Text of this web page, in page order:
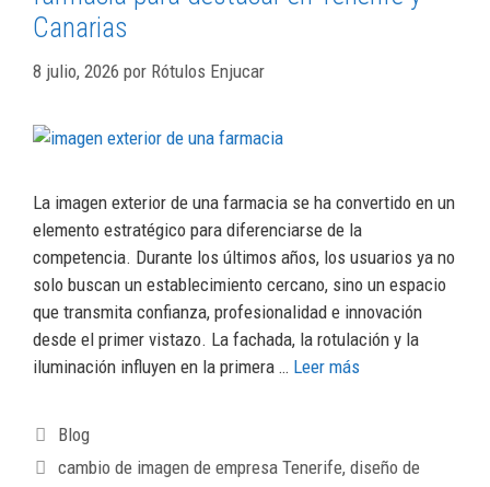
Canarias
8 julio, 2026 por Rótulos Enjucar
La imagen exterior de una farmacia se ha convertido en un
elemento estratégico para diferenciarse de la
competencia. Durante los últimos años, los usuarios ya no
solo buscan un establecimiento cercano, sino un espacio
que transmita confianza, profesionalidad e innovación
desde el primer vistazo. La fachada, la rotulación y la
iluminación influyen en la primera … Leer más
Blog
cambio de imagen de empresa Tenerife,diseño de